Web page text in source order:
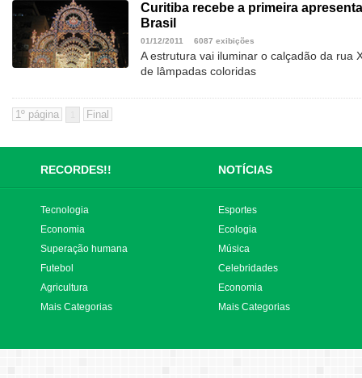
Curitiba recebe a primeira
Brasil
01/12/2011 6087 exibições
A estrutura vai iluminar o calçadão da rua
de lâmpadas coloridas
RECORDES!! NOTÍCIAS
Tecnologia
Economia
Superação humana
Futebol
Agricultura
Mais Categorias
Esportes
Ecologia
Música
Celebridades
Economia
Mais Categorias